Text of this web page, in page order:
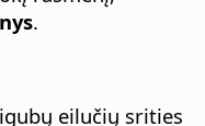
.
eilučių srities